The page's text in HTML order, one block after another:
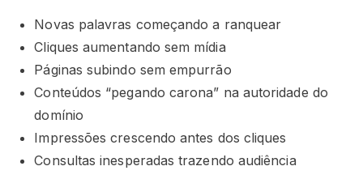
Novas palavras começando a ranquear
Cliques aumentando sem mídia
Páginas subindo sem empurrão
Conteúdos “pegando carona” na autoridade do
domínio
Impressões crescendo antes dos cliques
Consultas inesperadas trazendo audiência